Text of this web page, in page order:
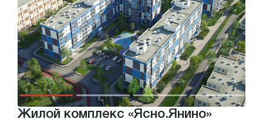
Жилой комплекс «Ясно.Янино»